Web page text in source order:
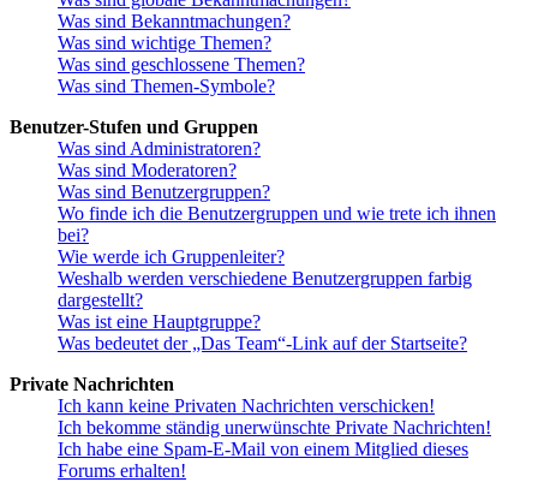
Was sind Bekanntmachungen?
Was sind wichtige Themen?
Was sind geschlossene Themen?
Was sind Themen-Symbole?
Benutzer-Stufen und Gruppen
Was sind Administratoren?
Was sind Moderatoren?
Was sind Benutzergruppen?
Wo finde ich die Benutzergruppen und wie trete ich ihnen
bei?
Wie werde ich Gruppenleiter?
Weshalb werden verschiedene Benutzergruppen farbig
dargestellt?
Was ist eine Hauptgruppe?
Was bedeutet der „Das Team“-Link auf der Startseite?
Private Nachrichten
Ich kann keine Privaten Nachrichten verschicken!
Ich bekomme ständig unerwünschte Private Nachrichten!
Ich habe eine Spam-E-Mail von einem Mitglied dieses
Forums erhalten!